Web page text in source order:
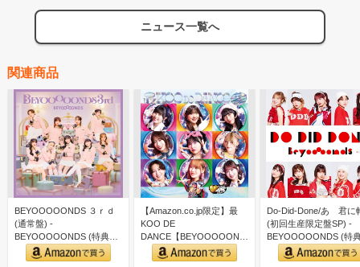
ニュース一覧へ
関連商品
BEYOOOOONDS ３ｒｄ
(通常盤) -
BEYOOOOONDS (特典な
し)
【Amazon.co.jp限定】最
KOO DE
DANCE【BEYOOOOONDS
盤】 (SG+B…
Do-Did-Done/あゝ君に
(初回生産限定盤SP) -
BEYOOOOONDS (特
な…